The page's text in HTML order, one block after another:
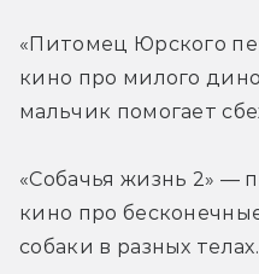
«Питомец Юрского
кино про милого
мальчик помогает
«Собачья жизнь 2» —
кино про
собаки в разных телах.